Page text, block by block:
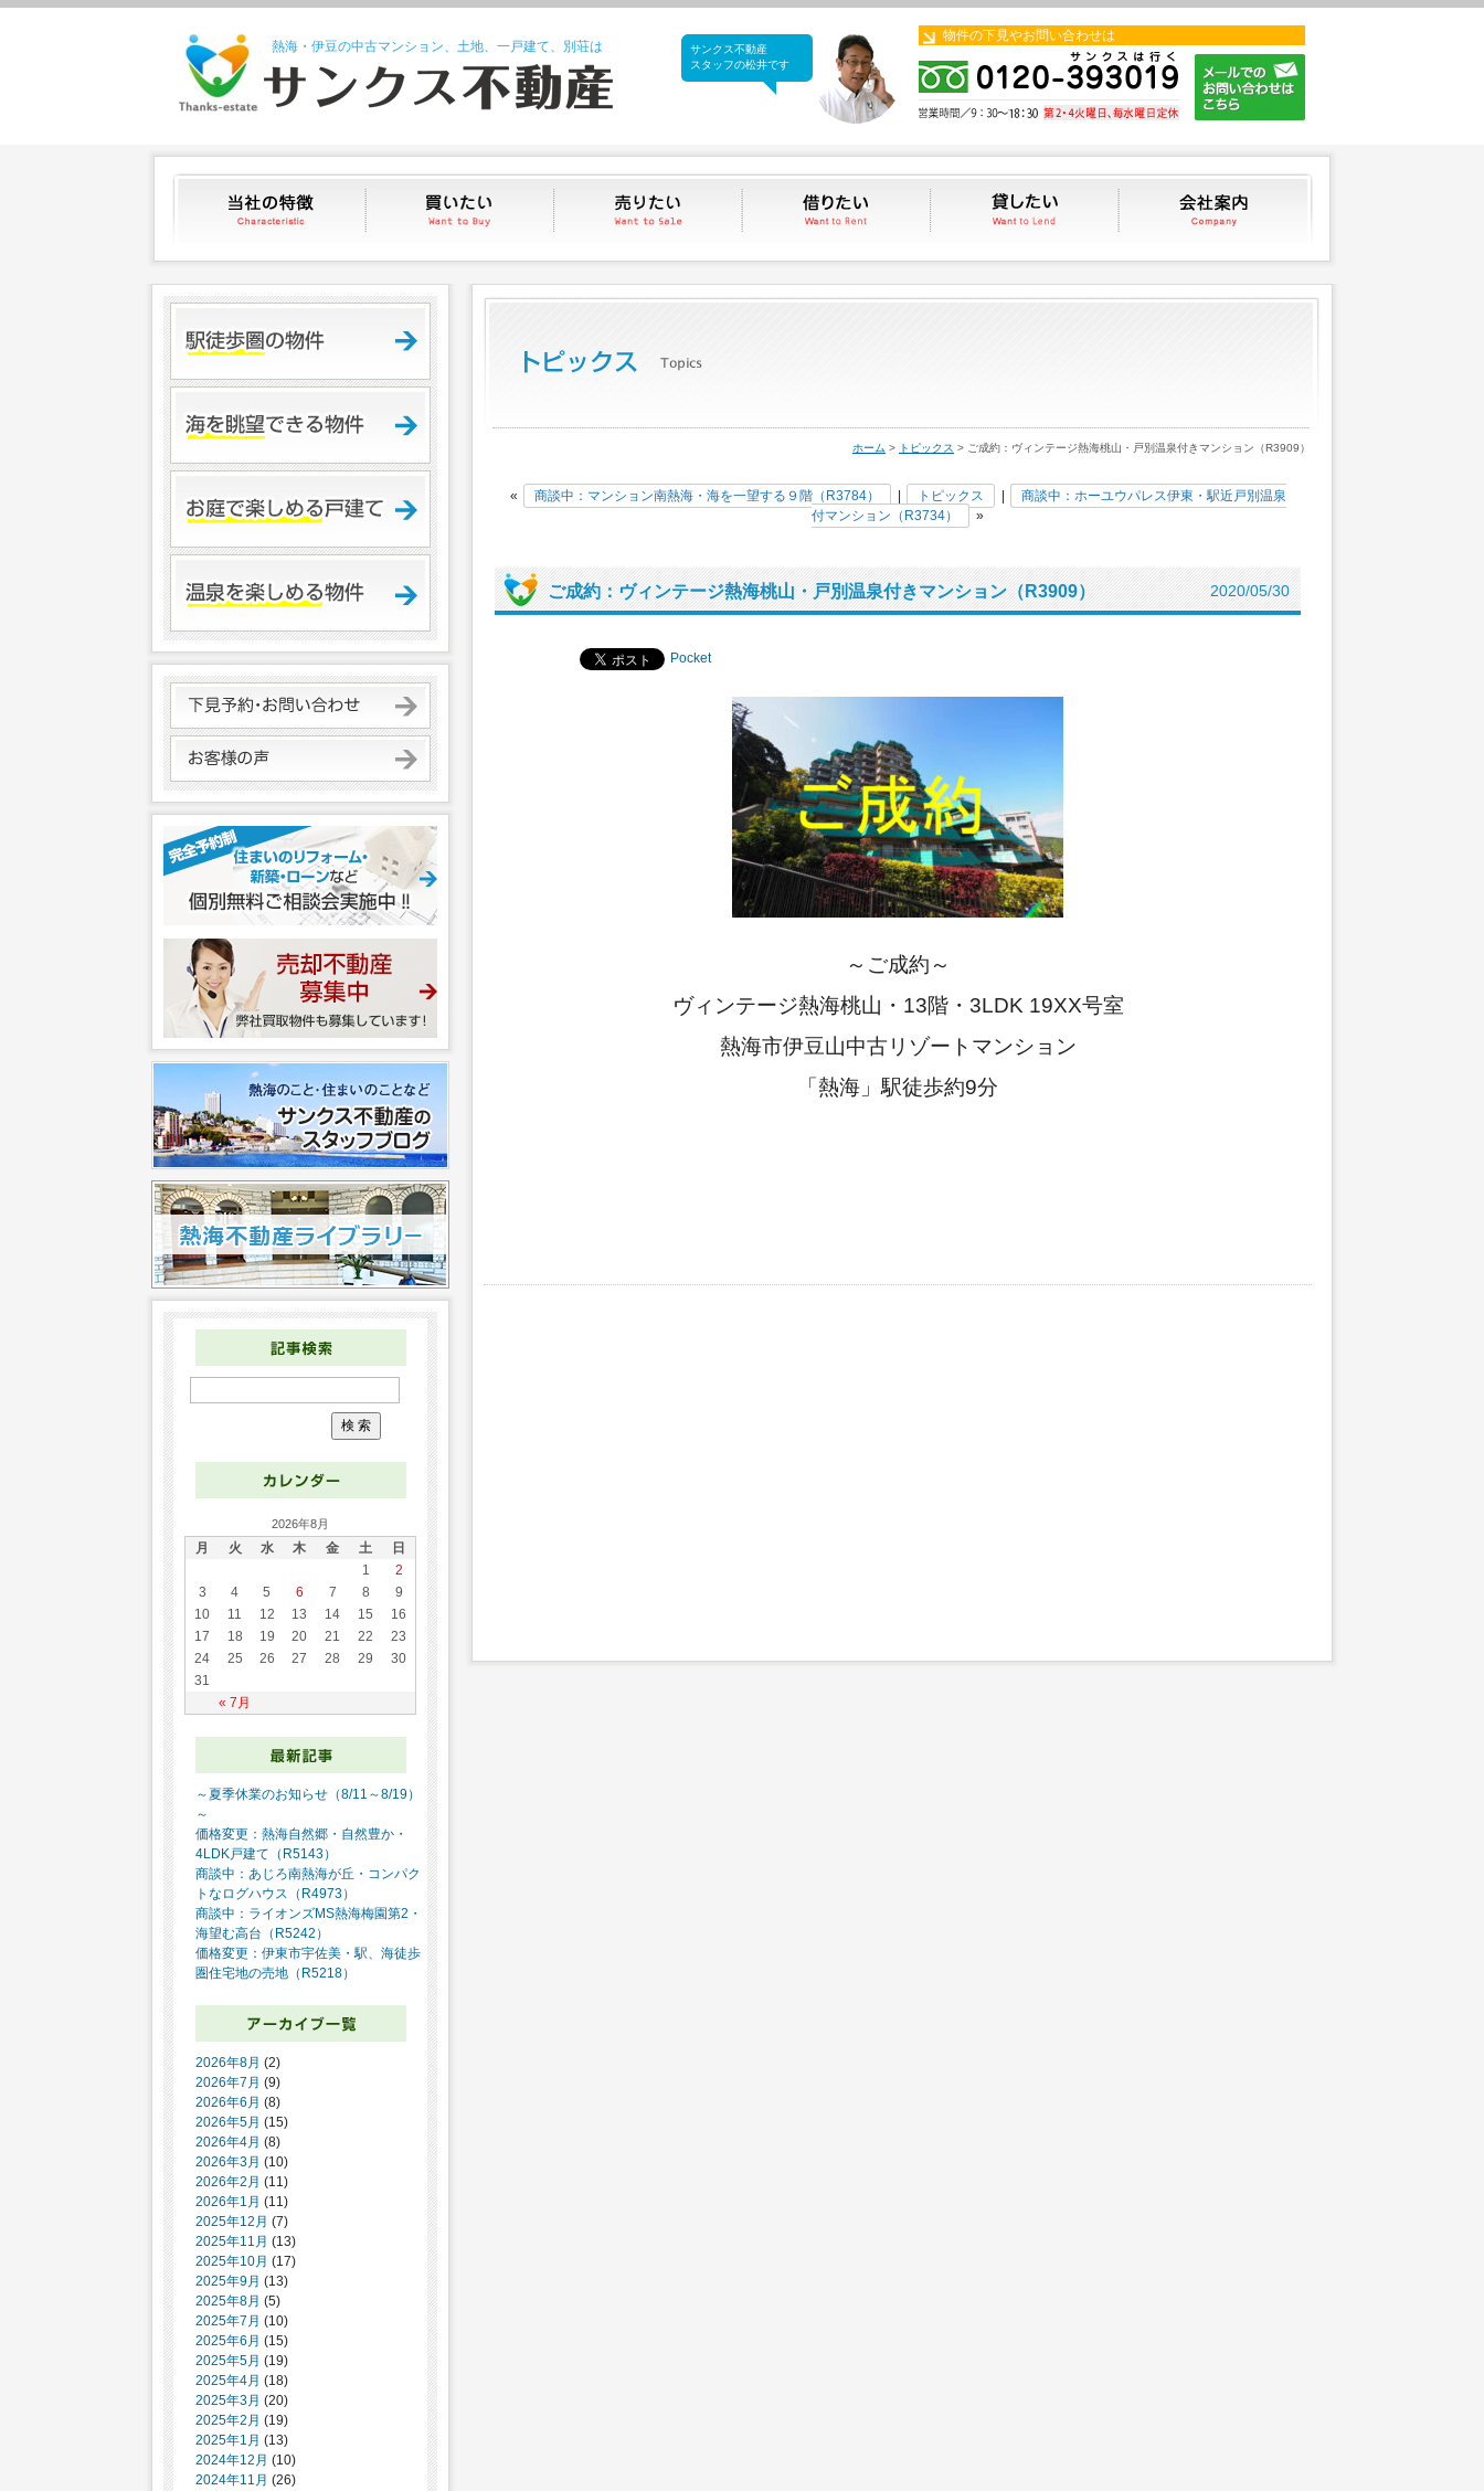
熱海・伊豆の中古マンション、土地、一戸建て、別荘は
サンクス不動産
サンクス不動産
スタッフの松井です
物件の下見やお問い合わせは
当社の特徴 買いたい 売りたい 借りたい 貸したい
ホーム > トピックス > ご成約：ヴィンテージ熱海桃山・戸別温泉付きマンション（R3909）
« 商談中：マンション南熱海・海を一望する９階（R3784） トピックス
商談中：ホーユウパレス伊東・駅近戸別温泉
付マンション（R3734）
»
ご成約：ヴィンテージ熱海桃山・戸別温泉付きマンション（R3909） 2020/05/30
Pocket
～ご成約～
ヴィンテージ熱海桃山・13階・3LDK 19XX号室
熱海市伊豆山中古リゾートマンション
「熱海」駅徒歩約9分
2026年8月
月 火 水 木 金 土 日
« 7月
1
2
3
4 5 6 7 8
9
10
11 12 13 14 15
16
17
18 19 20 21 22
23
24
25 26 27 28 29
30
31
～夏季休業のお知らせ（8/11～8/19）
～
価格変更：熱海自然郷・自然豊か・
4LDK戸建て（R5143）
商談中：あじろ南熱海が丘・コンパク
トなログハウス（R4973）
商談中：ライオンズMS熱海梅園第2・
海望む高台（R5242）
価格変更：伊東市宇佐美・駅、海徒歩
圏住宅地の売地（R5218）
2026年8月 (2)
2026年7月 (9)
2026年6月 (8)
2026年5月 (15)
2026年4月 (8)
2026年3月 (10)
2026年2月 (11)
2026年1月 (11)
2025年12月 (7)
2025年11月 (13)
2025年10月 (17)
2025年9月 (13)
2025年8月 (5)
2025年7月 (10)
2025年6月 (15)
2025年5月 (19)
2025年4月 (18)
2025年3月 (20)
2025年2月 (19)
2025年1月 (13)
2024年12月 (10)
2024年11月 (26)